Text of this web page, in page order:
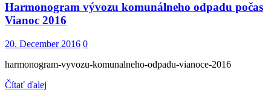
Harmonogram vývozu komunálneho odpadu počas
Vianoc 2016
20. December 2016 0
harmonogram-vyvozu-komunalneho-odpadu-vianoce-2016
Čítať ďalej